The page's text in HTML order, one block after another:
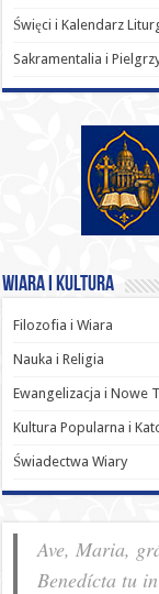
Święci i Kalendarz
Sakramentalia i
Wiara i Kultura
Filozofia i Wiara
Nauka i Religia
Ewangelizacja i Nowe
Kultura Popularna i
Świadectwa Wiary
Ave, Maria,
Benedícta tu